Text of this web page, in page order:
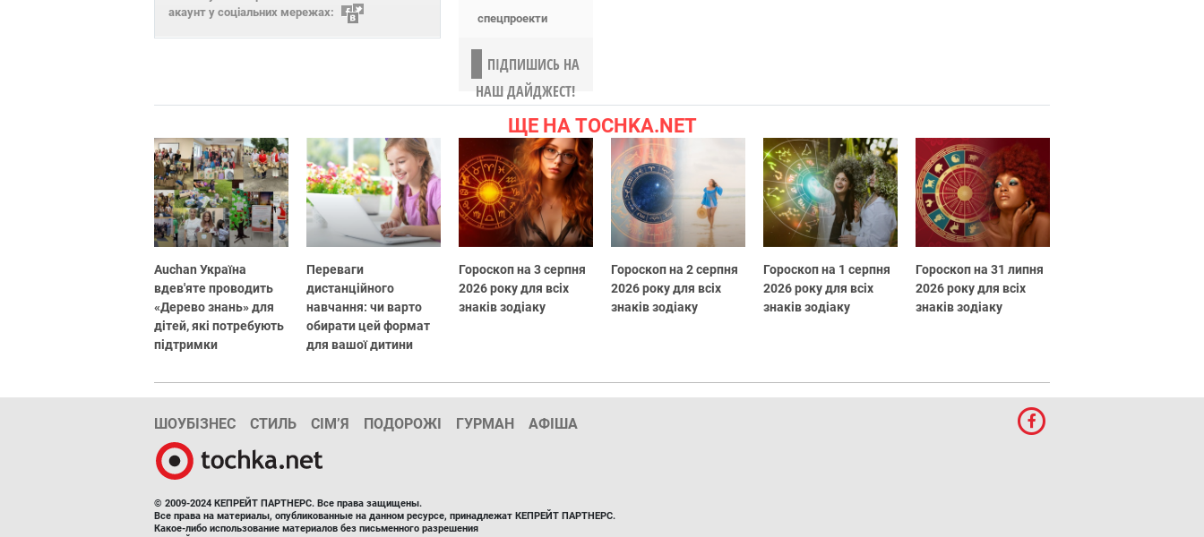
акаунт у соціальних мережах:
спецпроекти
ПІДПИШИСЬ НА
НАШ ДАЙДЖЕСТ!
ЩЕ НА TOCHKA.NET
Auchan Україна
вдев'яте проводить
«Дерево знань» для
дітей, які потребують
підтримки
Переваги
дистанційного
навчання: чи варто
обирати цей формат
для вашої дитини
Гороскоп на 3 серпня
2026 року для всіх
знаків зодіаку
Гороскоп на 2 серпня
2026 року для всіх
знаків зодіаку
Гороскоп на 1 серпня
2026 року для всіх
знаків зодіаку
Гороскоп на 31 липня
2026 року для всіх
знаків зодіаку
ШОУБІЗНЕС СТИЛЬ СІМ’Я ПОДОРОЖІ ГУРМАН АФІША
© 2009-2024 КЕПРЕЙТ ПАРТНЕРС. Все права защищены.
Все права на материалы, опубликованные на данном ресурсе, принадлежат КЕПРЕЙТ ПАРТНЕРС.
Какое-либо использование материалов без письменного разрешения